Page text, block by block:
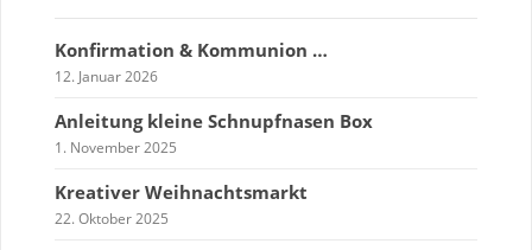
Konfirmation & Kommunion …
12. Januar 2026
Anleitung kleine Schnupfnasen Box
1. November 2025
Kreativer Weihnachtsmarkt
22. Oktober 2025